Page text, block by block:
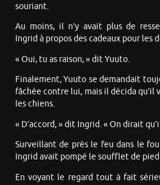
souriant.
Au moins, il n’y avait plus de
Ingrid à propos des cadeaux pour les
« Oui, tu as raison, » dit Yuuto.
Finalement, Yuuto se demandait
fâchée contre lui, mais il décida qu’il
les chiens.
« D’accord, » dit Ingrid. « On dirait
Surveillant de près le feu dans le
Ingrid avait pompé le soufflet de pied
En voyant le regard tout à fait